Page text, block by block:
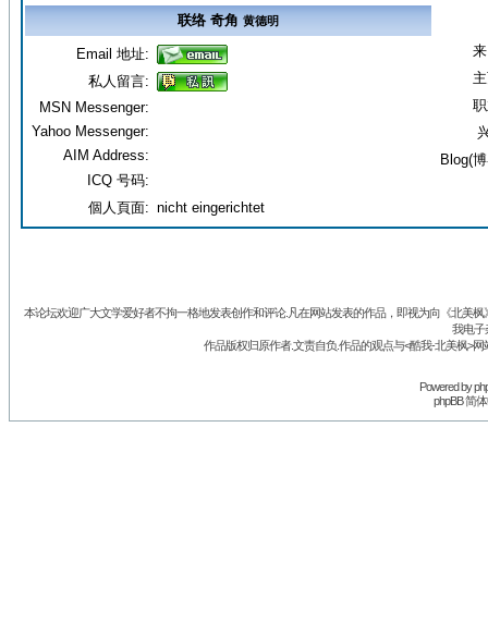
Blog(
联络 奇角 黄德明
Email 地址:
私人留言:
MSN Messenger:
Yahoo Messenger:
AIM Address:
ICQ 号码:
個人頁面: nicht eingerichtet
本论坛欢迎广大文学爱好者不拘一格地发表创作和评论.凡在网站发表的作品，即视为向《北美
我电子
作品版权归原作者.文责自负.作品的观点与<酷我-北美枫>
Powered by
phpBB 简